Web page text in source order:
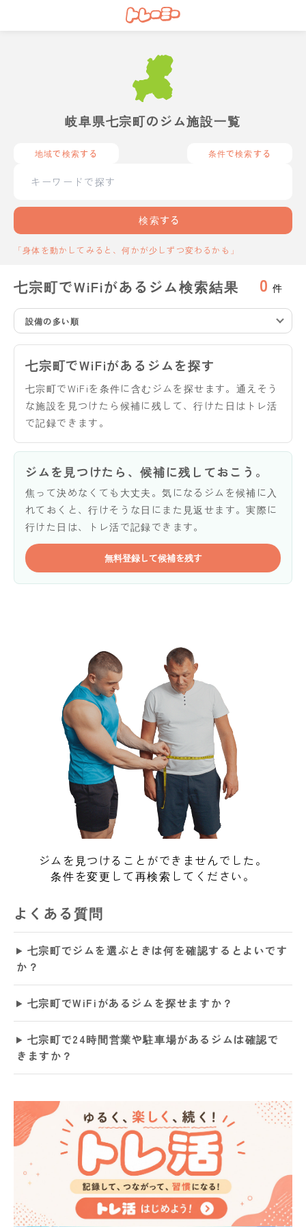
岐阜県七宗町のジム施設一覧
地域で検索する 条件で検索する
検索する
「身体を動かしてみると、何かが少しずつ変わるかも」
七宗町でWiFiがあるジム検索結果 0 件
設備の多い順
七宗町でWiFiがあるジムを探す
七宗町でWiFiを条件に含むジムを探せます。通えそう
な施設を見つけたら候補に残して、行けた日はトレ活
で記録できます。
ジムを見つけたら、候補に残しておこう。
焦って決めなくても大丈夫。気になるジムを候補に入
れておくと、行けそうな日にまた見返せます。実際に
行けた日は、トレ活で記録できます。
無料登録して候補を残す
ジムを見つけることができませんでした。
条件を変更して再検索してください。
よくある質問
七宗町でジムを選ぶときは何を確認するとよいです
か？
七宗町でWiFiがあるジムを探せますか？
七宗町で24時間営業や駐車場があるジムは確認で
きますか？